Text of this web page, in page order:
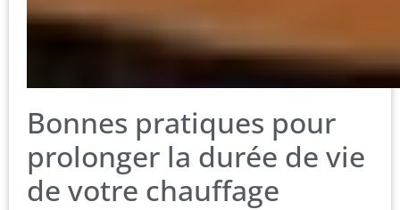
Bonnes pratiques pour
prolonger la durée de vie
de votre chauffage